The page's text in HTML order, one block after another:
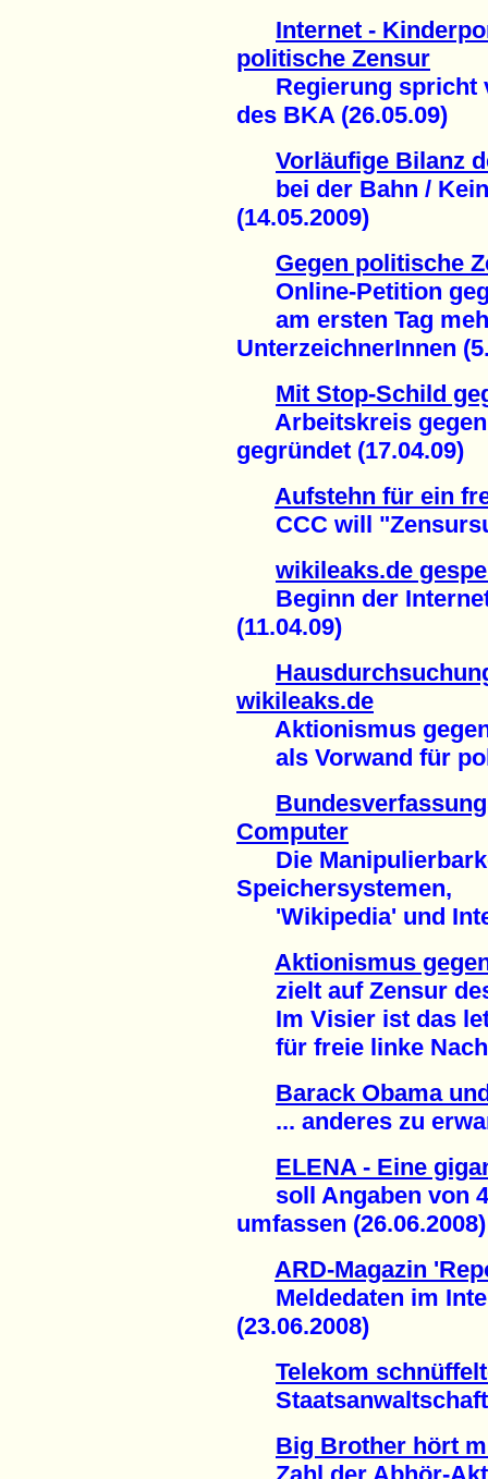
Internet -
politische Zensur
Regierung spricht
des BKA (26.05.09)
Vorläufige Bilanz
bei der Bahn /
(14.05.2009)
Gegen politische
Online-Petition
am ersten Tag
UnterzeichnerInnen
Mit Stop-Schild
Arbeitskreis gegen
gegründet (17.04.09)
Aufstehn für ein
CCC will
wikileaks.de
Beginn der
(11.04.09)
wikileaks.de
Aktionismus
als Vorwand für
Computer
Die
Speichersystemen,
'Wikipedia' und
Aktionismus
zielt auf Zensur
Im Visier ist das
für freie linke
Barack Obama
... anderes zu
ELENA - Eine
soll Angaben von
umfassen (26.06.2008)
ARD-Magazin
Meldedaten im
(23.06.2008)
Telekom
Staatsanwaltschaft
Big Brother hört